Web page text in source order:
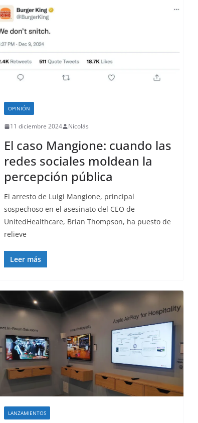
OPINIÓN
11 diciembre 2024 Nicolás
El caso Mangione: cuando las
redes sociales moldean la
percepción pública
El arresto de Luigi Mangione, principal
sospechoso en el asesinato del CEO de
UnitedHealthcare, Brian Thompson, ha puesto de
relieve
Leer más
LANZAMIENTOS